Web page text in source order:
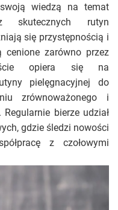
wiedzą na temat
skutecznych rutyn
się przystępnością i
cenione zarówno przez
opiera się na
pielęgnacyjnej do
zrównoważonego i
bierze udział
gdzie śledzi nowości
z czołowymi